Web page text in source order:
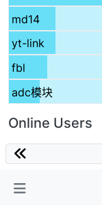
md14
yt-link
fbl
adc模块
Online Users